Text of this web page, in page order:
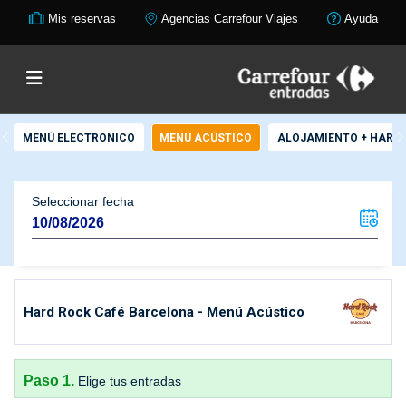
Mis reservas Agencias Carrefour Viajes Ayuda
MENÚ ELECTRONICO MENÚ ACÚSTICO ALOJAMIENTO + HARD
Seleccionar fecha
Hard Rock Café Barcelona - Menú Acústico
Paso 1. Elige tus entradas